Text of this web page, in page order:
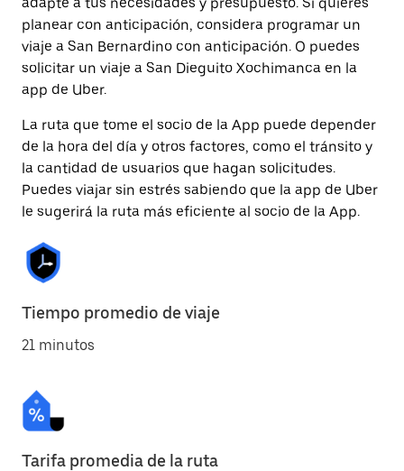
planear con anticipación, considera programar un
viaje a San Bernardino con anticipación. O puedes
solicitar un viaje a San Dieguito Xochimanca en la
app de Uber.
La ruta que tome el socio de la App puede depender
de la hora del día y otros factores, como el tránsito y
la cantidad de usuarios que hagan solicitudes.
Puedes viajar sin estrés sabiendo que la app de Uber
le sugerirá la ruta más eficiente al socio de la App.
Tiempo promedio de viaje
21 minutos
Tarifa promedia de la ruta